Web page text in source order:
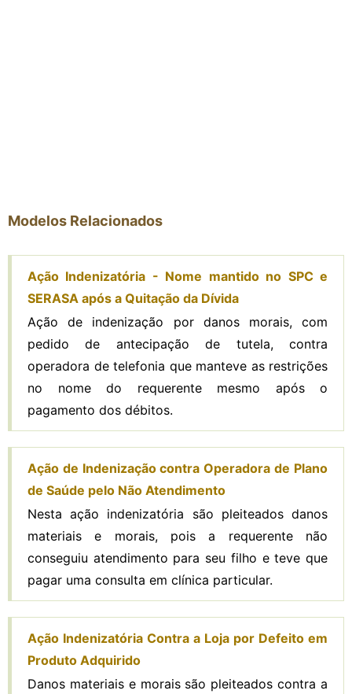
Modelos Relacionados
Ação Indenizatória - Nome mantido no SPC e
SERASA após a Quitação da Dívida
Ação de indenização por danos morais, com
pedido de antecipação de tutela, contra
operadora de telefonia que manteve as restrições
no nome do requerente mesmo após o
pagamento dos débitos.
Ação de Indenização contra Operadora de Plano
de Saúde pelo Não Atendimento
Nesta ação indenizatória são pleiteados danos
materiais e morais, pois a requerente não
conseguiu atendimento para seu filho e teve que
pagar uma consulta em clínica particular.
Ação Indenizatória Contra a Loja por Defeito em
Produto Adquirido
Danos materiais e morais são pleiteados contra a